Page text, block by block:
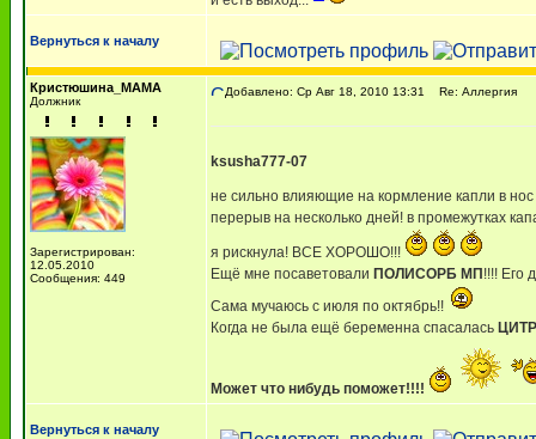
Вернуться к началу
Кристюшина_МАМА
Должник
Зарегистрирован:
12.05.2010
Сообщения: 449
Добавлено: Ср Авг 18, 2010 13:31 Re: Аллергия
ksusha777-07
не сильно влияющие на кормление капли в нос
перерыв на несколько дней! в промежутках
я рискнула! ВСЕ ХОРОШО!!!
Ещё мне посаветовали ПОЛИСОРБ МП !!!! Его
Сама мучаюсь с июля по октябрь!!
Когда не была ещё беременна спасалась
Может что нибудь поможет!!!!
Вернуться к началу